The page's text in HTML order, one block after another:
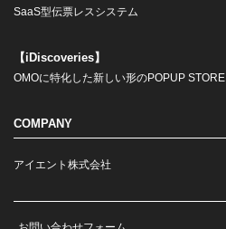
SaaS型伝票レスシステム
【iDiscoveries】
OMOに特化した新しい形のPOPUP STORE
COMPANY
アイエント株式会社